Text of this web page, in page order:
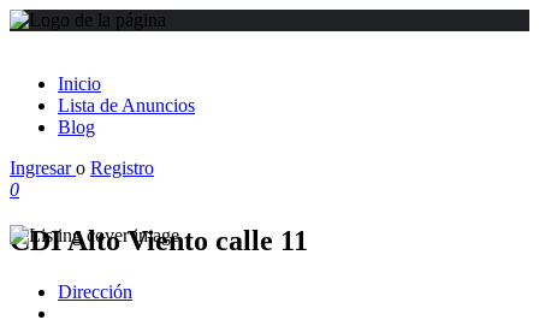
Inicio
Lista de Anuncios
Blog
Ingresaro Registro
0
CDI Alto Viento calle 11
Dirección